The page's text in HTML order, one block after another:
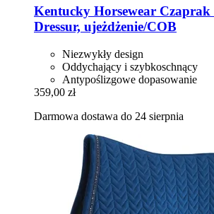
Kentucky Horsewear Czaprak
Dressur, ujeżdżenie/COB
Niezwykły design
Oddychający i szybkoschnący
Antypoślizgowe dopasowanie
359,00 zł
Darmowa dostawa do 24 sierpnia